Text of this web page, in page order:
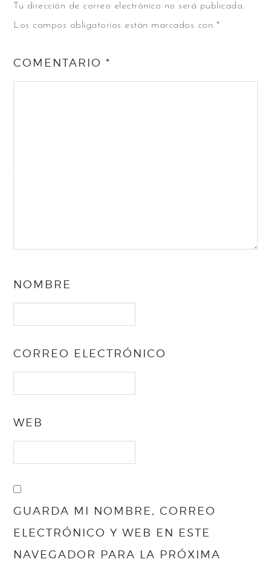
Tu dirección de correo electrónico no será publicada.
Los campos obligatorios están marcados con *
COMENTARIO*
NOMBRE
CORREO ELECTRÓNICO
WEB
GUARDA MI NOMBRE, CORREO
ELECTRÓNICO Y WEB EN ESTE
NAVEGADOR PARA LA PRÓXIMA